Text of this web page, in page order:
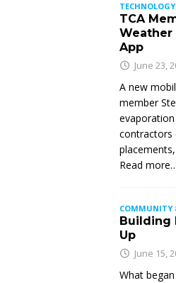
TCA
Weather
App
June 23,
A new
member
contractors
Read
COMMUNITY
Building
Up
June 15,
What